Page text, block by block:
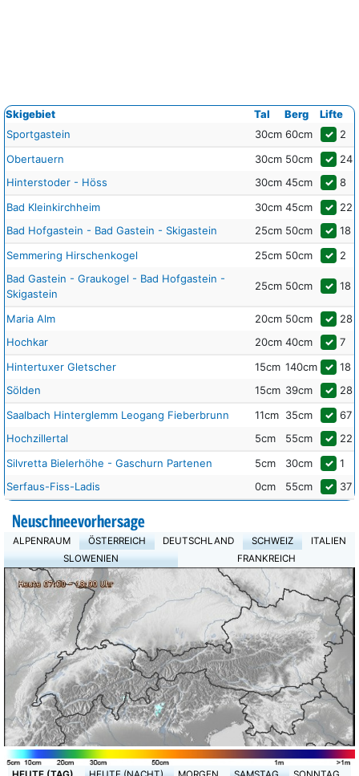
Skigebiet Tal Berg
Lifte
Sportgastein
30cm 60cm ✓ 2
Obertauern
30cm 50cm ✓ 24
Hinterstoder - Höss
30cm 45cm ✓ 8
Bad Kleinkirchheim
30cm 45cm ✓ 22
Bad Hofgastein - Bad Gastein - Skigastein
25cm 50cm ✓ 18
Semmering Hirschenkogel
25cm 50cm ✓ 2
Bad Gastein - Graukogel - Bad Hofgastein -
Skigastein
25cm 50cm ✓ 18
Maria Alm 20cm 50cm ✓ 28
Hochkar
20cm 40cm ✓ 7
Hintertuxer Gletscher
15cm 140cm ✓ 18
Sölden
15cm 39cm ✓ 28
Saalbach Hinterglemm Leogang Fieberbrunn
11cm 35cm ✓ 67
Hochzillertal
5cm 55cm ✓ 22
Silvretta Bielerhöhe - Gaschurn Partenen
5cm 30cm ✓ 1
Serfaus-Fiss-Ladis
0cm 55cm ✓ 37
Neuschneevorhersage
ALPENRAUM ÖSTERREICH DEUTSCHLAND SCHWEIZ
ITALIEN
SLOWENIEN
FRANKREICH